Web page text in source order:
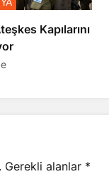
Kapılarını
Gerekli alanlar *